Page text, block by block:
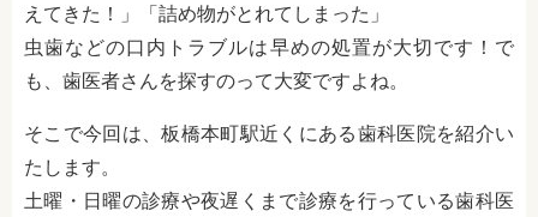
えてきた！」「詰め物がとれてしまった」
虫歯などの口内トラブルは早めの処置が大切です！で
も、歯医者さんを探すのって大変ですよね。
そこで今回は、板橋本町駅近くにある歯科医院を紹介い
たします。
土曜・日曜の診療や夜遅くまで診療を行っている歯科医